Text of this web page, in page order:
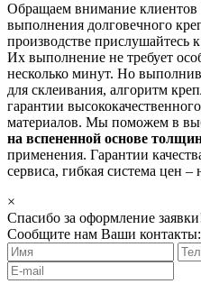
Обращаем внимание
выполнения долговечного
производстве прислушайтесь
Их выполнение не требует
несколько минут. Но
для склеивания, алгоритм
гарантии
материалов. Мы поможем в
на вспененной основе
применения. Гарантии
сервиса, гибкая система цен –
×
Спасибо за оформление
Сообщите нам Ваши контакты: